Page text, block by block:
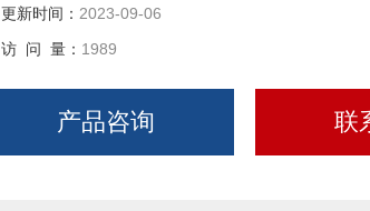
更新时间： 2023-09-06
访 问 量： 1989
产品咨询 联